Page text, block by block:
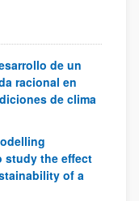
de un
racional en
de clima
study the effect
of a